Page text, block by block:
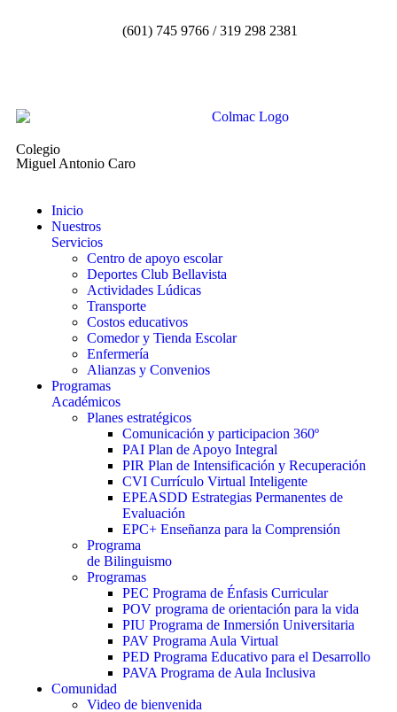
(601) 745 9766 / 319 298 2381
Colegio
Miguel Antonio Caro
Inicio
Nuestros
Servicios
Centro de apoyo escolar
Deportes Club Bellavista
Actividades Lúdicas
Transporte
Costos educativos
Comedor y Tienda Escolar
Enfermería
Alianzas y Convenios
Programas
Académicos
Planes estratégicos
Comunicación y participacion 360º
PAI Plan de Apoyo Integral
PIR Plan de Intensificación y Recuperación
CVI Currículo Virtual Inteligente
EPEASDD Estrategias Permanentes de
Evaluación
EPC+ Enseñanza para la Comprensión
Programa
de Bilinguismo
Programas
PEC Programa de Énfasis Curricular
POV programa de orientación para la vida
PIU Programa de Inmersión Universitaria
PAV Programa Aula Virtual
PED Programa Educativo para el Desarrollo
PAVA Programa de Aula Inclusiva
Comunidad
Video de bienvenida